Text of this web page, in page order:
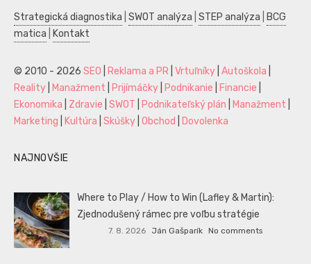
Strategická diagnostika SWOT analýza STEP analýza
BCG
matica
Kontakt
© 2010 - 2026 SEO Reklama a PR Vrtuľníky Autoškola
Reality
Manažment Prijímáčky Podnikanie Financie
Ekonomika
Zdravie SWOT Podnikateľský plán Manažment
Marketing
Kultúra Skúšky Obchod Dovolenka
NAJNOVŠIE
Where to Play / How to Win (Lafley & Martin):
Zjednodušený rámec pre voľbu stratégie
7. 8. 2026 Ján Gašparík No comments